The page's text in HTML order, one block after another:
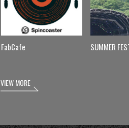
FabCafe SUMMER
VIEW MORE